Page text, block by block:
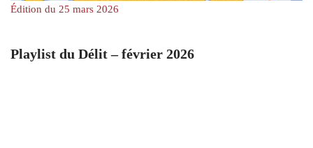
Édition du 25 mars 2026
Playlist du Délit – février 2026